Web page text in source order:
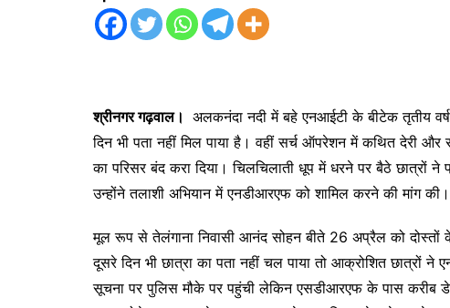
श्रीनगर गढ़वाल। अलकनंदा नदी में बहे एनआईटी के बीटेक तृतीय
दिन भी पता नहीं मिल पाया है। वहीं सर्च ऑपरेशन में कथित देरी
का परिसर बंद करा दिया। चिलचिलाती धूप में धरने पर बैठे छात्रों
उन्होंने तलाशी अभियान में एनडीआरएफ को शामिल करने की मांग
मूल रूप से तेलंगाना निवासी आनंद सोहन बीते 26 अप्रैल को
दूसरे दिन भी छात्रा का पता नहीं चल पाया तो आक्रोशित छात्रों ने
सूचना पर पुलिस मौके पर पहुंची लेकिन एसडीआरएफ के पास करीब